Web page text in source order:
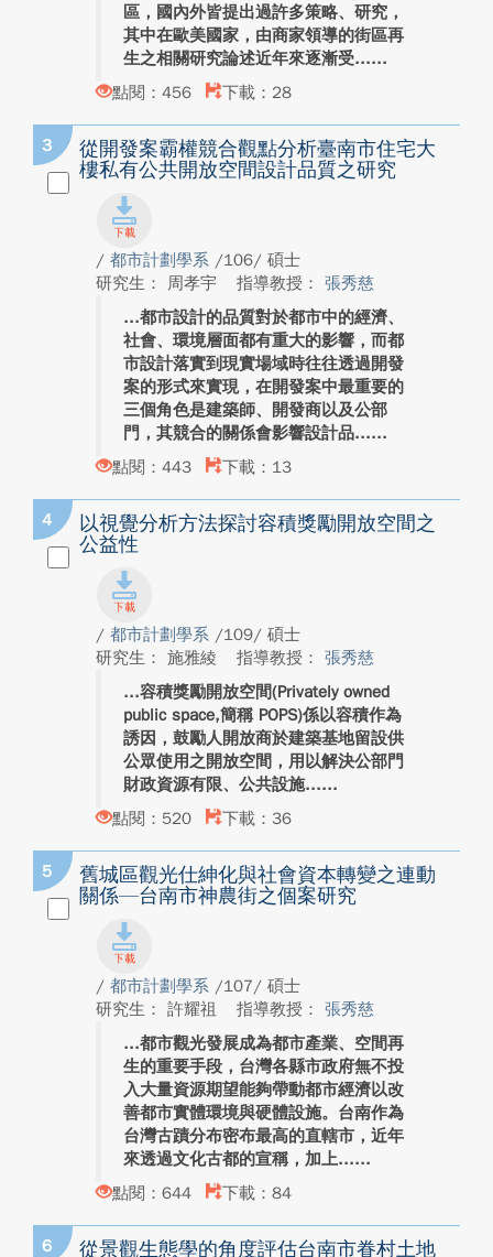
區，國內外皆提出過許多策略、研究，
其中在歐美國家，由商家領導的街區再
生之相關研究論述近年來逐漸受...
點閱：456
下載：28
3
從開發案霸權競合觀點分析臺南市住宅大
樓私有公共開放空間設計品質之研究
/ 都市計劃學系 /106/ 碩士
研究生： 周孝宇
指導教授： 張秀慈
都市設計的品質對於都市中的經濟、
社會、環境層面都有重大的影響，而都
市設計落實到現實場域時往往透過開發
案的形式來實現，在開發案中最重要的
三個角色是建築師、開發商以及公部
門，其競合的關係會影響設計品...
點閱：443
下載：13
4
以視覺分析方法探討容積獎勵開放空間之
公益性
/ 都市計劃學系 /109/ 碩士
研究生： 施雅綾
指導教授： 張秀慈
容積獎勵開放空間(Privately owned
public space,簡稱 POPS)係以容積作為
誘因，鼓勵人開放商於建築基地留設供
公眾使用之開放空間，用以解決公部門
財政資源有限、公共設施...
點閱：520
下載：36
5
舊城區觀光仕紳化與社會資本轉變之連動
關係—台南市神農街之個案研究
/ 都市計劃學系 /107/ 碩士
研究生： 許耀祖
指導教授： 張秀慈
都市觀光發展成為都市產業、空間再
生的重要手段，台灣各縣市政府無不投
入大量資源期望能夠帶動都市經濟以改
善都市實體環境與硬體設施。台南作為
台灣古蹟分布密布最高的直轄市，近年
來透過文化古都的宣稱，加上...
點閱：644
下載：84
6 從景觀生態學的角度評估台南市眷村土地